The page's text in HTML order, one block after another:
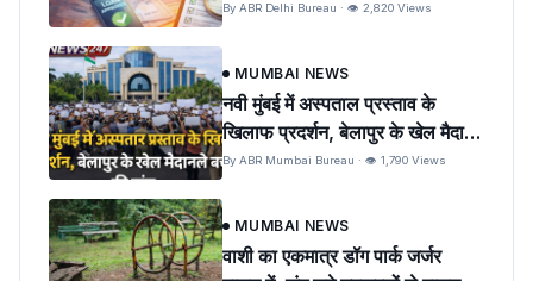
By ABR Delhi Bureau · 👁 2,820 Views
MUMBAI NEWS
नवी मुंबई में अस्पताल प्रस्ताव के
खिलाफ प्रदर्शन, बेलापुर के खेल मैदान
को बचाने की मांग
By ABR Mumbai Bureau · 👁 1,790 Views
MUMBAI NEWS
वाशी का एकमात्र डॉग पार्क जर्जर